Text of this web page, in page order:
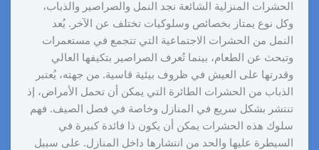
الحشرات المنزلية الشائعة نجد النمل والصراصير والذباب،
وكل نوع يمتاز بخصائص وسلوكيات تختلف عن الآخر. يُعد
النمل من الحشرات الاجتماعية التي تتجمع في مستعمرات
وتبحث عن الطعام، بينما تُعرف الصراصير بتكيفها العالي
وقدرتها على العيش في ظروف بيئية قاسية. من جهته، يُعتبر
الذباب من الحشرات الطائرة التي يمكن أن تحمل الأمراض، إذ
تنتشر بشكل سريع في المنازل وخاصة في فصل الصيف. فهم
سلوك هذه الحشرات يمكن أن يكون ذا فائدة كبيرة في
السيطرة عليها والحد من انتشارها داخل المنازل. على سبيل